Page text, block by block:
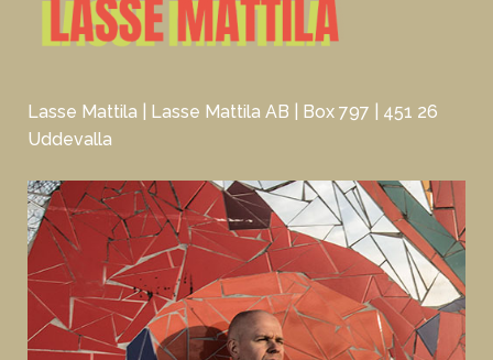
Lasse Mattila | Lasse Mattila AB | Box 797 | 451 26
Uddevalla